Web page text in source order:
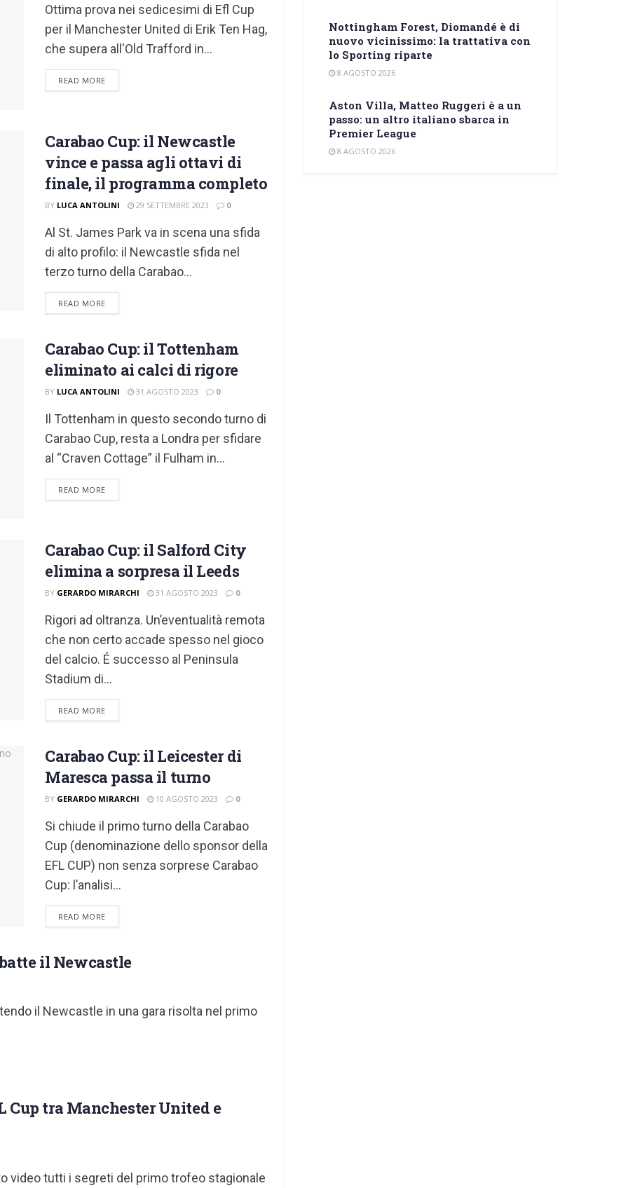
Ottima prova nei sedicesimi di Efl Cup
per il Manchester United di Erik Ten Hag,
che supera all'Old Trafford in...
READ MOREDETAILS
Carabao Cup: il Newcastle
vince e passa agli ottavi di
finale, il programma completo
BY LUCA ANTOLINI 29 SETTEMBRE 2023 0
Al St. James Park va in scena una sfida
di alto profilo: il Newcastle sfida nel
terzo turno della Carabao...
READ MOREDETAILS
Carabao Cup: il Tottenham
eliminato ai calci di rigore
BY LUCA ANTOLINI 31 AGOSTO 2023 0
Il Tottenham in questo secondo turno di
Carabao Cup, resta a Londra per sfidare
al “Craven Cottage” il Fulham in...
READ MOREDETAILS
Carabao Cup: il Salford City
elimina a sorpresa il Leeds
BY GERARDO MIRARCHI 31 AGOSTO 2023 0
Rigori ad oltranza. Un’eventualità remota
che non certo accade spesso nel gioco
del calcio. É successo al Peninsula
Stadium di...
READ MOREDETAILS
Carabao Cup: il Leicester di
Maresca passa il turno
BY GERARDO MIRARCHI 10 AGOSTO 2023 0
Si chiude il primo turno della Carabao
Cup (denominazione dello sponsor della
EFL CUP) non senza sorprese Carabao
Cup: l’analisi...
READ MOREDETAILS
il Newcastle
il Newcastle in una gara risolta nel primo
tra Manchester United e
video tutti i segreti del primo trofeo stagionale
Nottingham Forest, Diomandé è di
nuovo vicinissimo: la trattativa con
lo Sporting riparte
8 AGOSTO 2026
Aston Villa, Matteo Ruggeri è a un
passo: un altro italiano sbarca in
Premier League
8 AGOSTO 2026